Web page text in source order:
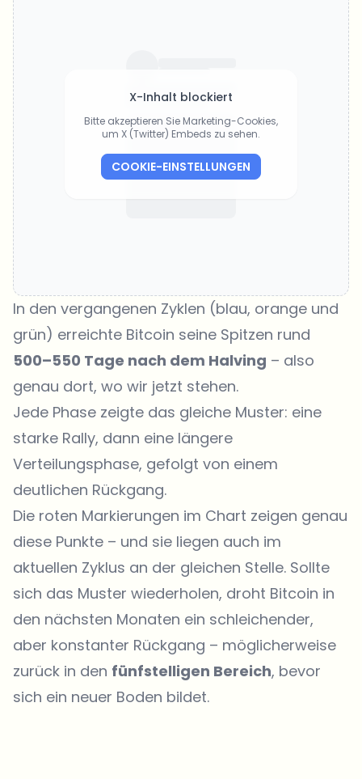
X-Inhalt blockiert
Bitte akzeptieren Sie Marketing-Cookies,
um X (Twitter) Embeds zu sehen.
COOKIE-EINSTELLUNGEN
In den vergangenen Zyklen (blau, orange und
grün) erreichte Bitcoin seine Spitzen rund
500–550 Tage nach dem Halving – also
genau dort, wo wir jetzt stehen.
Jede Phase zeigte das gleiche Muster: eine
starke Rally, dann eine längere
Verteilungsphase, gefolgt von einem
deutlichen Rückgang.
Die roten Markierungen im Chart zeigen genau
diese Punkte – und sie liegen auch im
aktuellen Zyklus an der gleichen Stelle. Sollte
sich das Muster wiederholen, droht Bitcoin in
den nächsten Monaten ein schleichender,
aber konstanter Rückgang – möglicherweise
zurück in den fünfstelligen Bereich, bevor
sich ein neuer Boden bildet.